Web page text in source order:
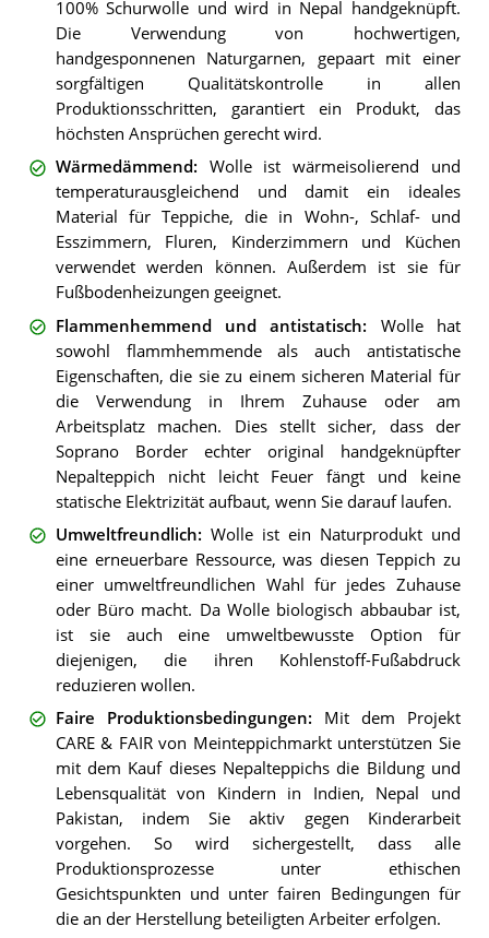
100% Schurwolle und wird in Nepal handgeknüpft.
Die Verwendung von hochwertigen,
handgesponnenen Naturgarnen, gepaart mit einer
sorgfältigen Qualitätskontrolle in allen
Produktionsschritten, garantiert ein Produkt, das
höchsten Ansprüchen gerecht wird.
Wärmedämmend: Wolle ist wärmeisolierend und
temperaturausgleichend und damit ein ideales
Material für Teppiche, die in Wohn-, Schlaf- und
Esszimmern, Fluren, Kinderzimmern und Küchen
verwendet werden können. Außerdem ist sie für
Fußbodenheizungen geeignet.
Flammenhemmend und antistatisch: Wolle hat
sowohl flammhemmende als auch antistatische
Eigenschaften, die sie zu einem sicheren Material für
die Verwendung in Ihrem Zuhause oder am
Arbeitsplatz machen. Dies stellt sicher, dass der
Soprano Border echter original handgeknüpfter
Nepalteppich nicht leicht Feuer fängt und keine
statische Elektrizität aufbaut, wenn Sie darauf laufen.
Umweltfreundlich: Wolle ist ein Naturprodukt und
eine erneuerbare Ressource, was diesen Teppich zu
einer umweltfreundlichen Wahl für jedes Zuhause
oder Büro macht. Da Wolle biologisch abbaubar ist,
ist sie auch eine umweltbewusste Option für
diejenigen, die ihren Kohlenstoff-Fußabdruck
reduzieren wollen.
Faire Produktionsbedingungen: Mit dem Projekt
CARE & FAIR von Meinteppichmarkt unterstützen Sie
mit dem Kauf dieses Nepalteppichs die Bildung und
Lebensqualität von Kindern in Indien, Nepal und
Pakistan, indem Sie aktiv gegen Kinderarbeit
vorgehen. So wird sichergestellt, dass alle
Produktionsprozesse unter ethischen
Gesichtspunkten und unter fairen Bedingungen für
die an der Herstellung beteiligten Arbeiter erfolgen.